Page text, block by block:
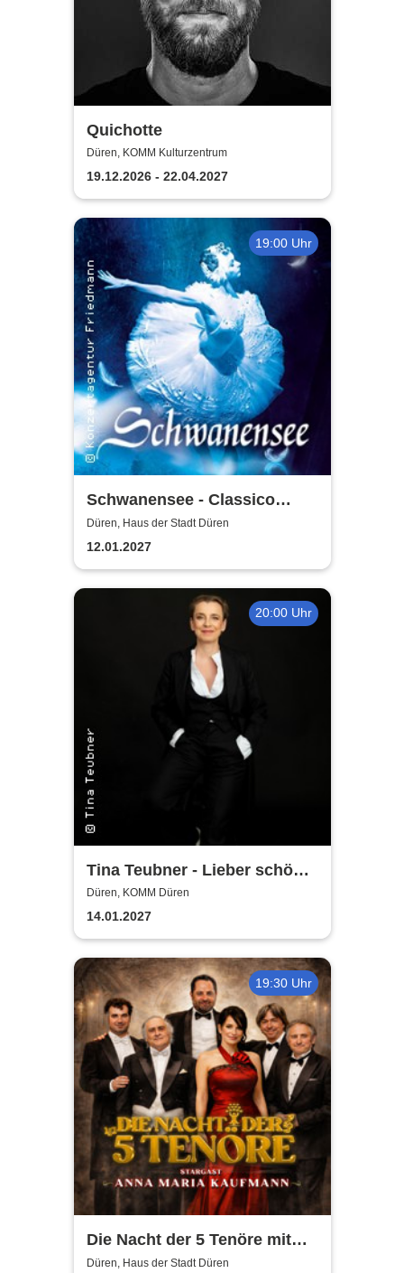
Quichotte
Düren, KOMM Kulturzentrum
19.12.2026 - 22.04.2027
19:00 Uhr
Schwanensee - Classico
Ballet Napoli
Düren, Haus der Stadt Düren
12.01.2027
20:00 Uhr
Tina Teubner - Lieber schön
alt werden als hässlich jung
bleiben
Düren, KOMM Düren
14.01.2027
19:30 Uhr
Die Nacht der 5 Tenöre mit
Anna Maria Kaufmann
Düren, Haus der Stadt Düren